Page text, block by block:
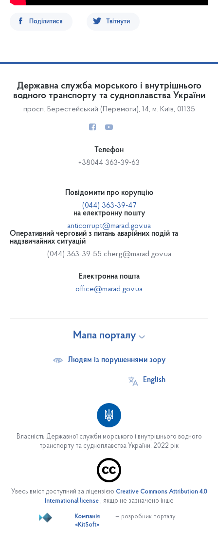
Поділитися Твітнути
Державна служба морського і внутрішнього
водного транспорту та судноплавства України
просп. Берестейський (Перемоги), 14, м. Київ, 01135
Телефон
+38044 363-39-63
Повідомити про корупцію
(044) 363-39-47
на електронну пошту
anticorrupt@marad.gov.ua
Оперативний черговий з питань аварійних подій та
надзвичайних ситуацій
(044) 363-39-55 cherg@marad.gov.ua
Електронна пошта
office@marad.gov.ua
Власність Державної служби морського і внутрішнього водного
транспорту та судноплавства України. 2022 рік
Мапа порталу
Людям із порушеннями зору
English
Структура служби
Керівництво
Управління персоналом
Увесь вміст доступний за ліцензією Creative Commons Attribution 4.0
International license, якщо не зазначено інше
Компанія
«KitSoft»
— розробник порталу